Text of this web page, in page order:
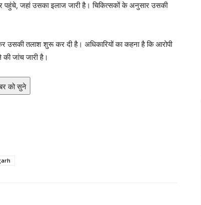
पहुंचे, जहां उसका इलाज जारी है। चिकित्सकों के अनुसार उसकी
उसकी तलाश शुरू कर दी है। अधिकारियों का कहना है कि आरोपी
की जांच जारी है।
को सुने